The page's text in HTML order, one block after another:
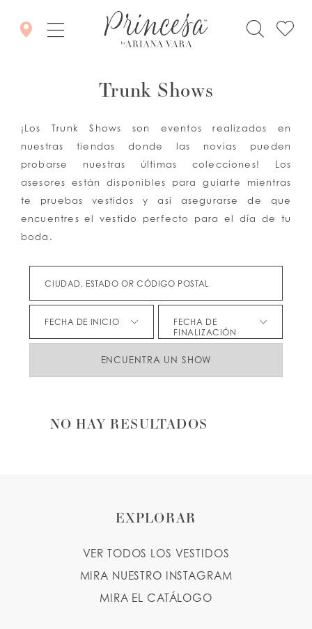
Trunk Shows
¡Los Trunk Shows son eventos realizados en
nuestras tiendas donde las novias pueden
probarse nuestras últimas colecciones! Los
asesores están disponibles para guiarte mientras
te pruebas vestidos y así asegurarse de que
encuentres el vestido perfecto para el día de tu
boda.
CIUDAD, ESTADO OR CÓDIGO POSTAL
FECHA DE INICIO
FECHA DE
FINALIZACIÓN
ENCUENTRA UN SHOW
NO HAY RESULTADOS
EXPLORAR
VER TODOS LOS VESTIDOS
MIRA NUESTRO INSTAGRAM
MIRA EL CATÁLOGO